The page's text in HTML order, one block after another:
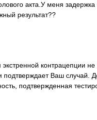
акта.У меня
результат??
контрацепции не
подтверждает Ваш случай.
подтвержденная